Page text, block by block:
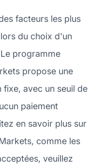
facteurs les plus
du choix d'un
programme
propose une
avec un seuil de
paiement
en savoir plus sur
comme les
veuillez